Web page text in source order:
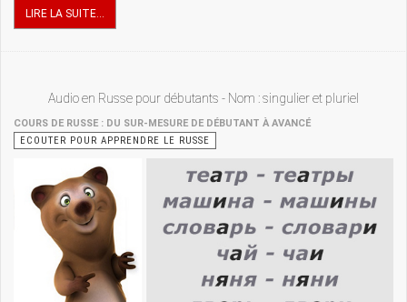
LIRE LA SUITE...
Audio en Russe pour débutants - Nom : singulier et pluriel
COURS DE RUSSE : DU SUR-MESURE DE DÉBUTANT À AVANCÉ
ECOUTER POUR APPRENDRE LE RUSSE